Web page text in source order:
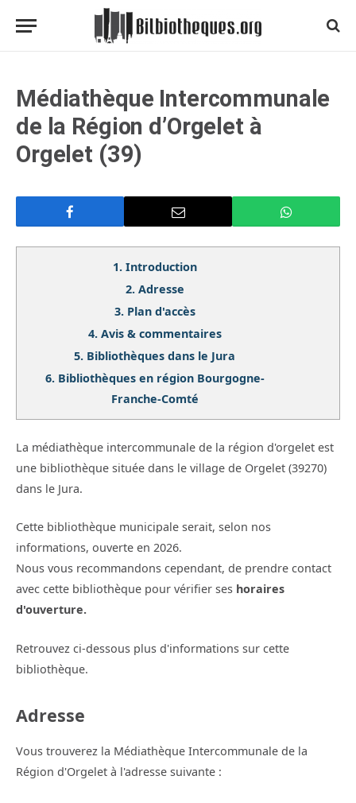
Médiathèque Intercommunale
de la Région d’Orgelet à
Orgelet (39)
1. Introduction
2. Adresse
3. Plan d'accès
4. Avis & commentaires
5. Bibliothèques dans le Jura
6. Bibliothèques en région Bourgogne-
Franche-Comté
La médiathèque intercommunale de la région d'orgelet est
une bibliothèque située dans le village de Orgelet (39270)
dans le Jura.
Cette bibliothèque municipale serait, selon nos
informations, ouverte en 2026.
Nous vous recommandons cependant, de prendre contact
avec cette bibliothèque pour vérifier ses horaires
d'ouverture.
Retrouvez ci-dessous plus d'informations sur cette
bibliothèque.
Adresse
Vous trouverez la Médiathèque Intercommunale de la
Région d'Orgelet à l'adresse suivante :